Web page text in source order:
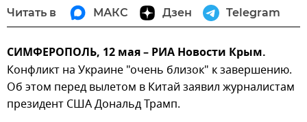
Читать в МАКС Дзен Telegram
СИМФЕРОПОЛЬ, 12 мая – РИА Новости Крым.
Конфликт на Украине "очень близок" к завершению.
Об этом перед вылетом в Китай заявил журналистам
президент США Дональд Трамп.